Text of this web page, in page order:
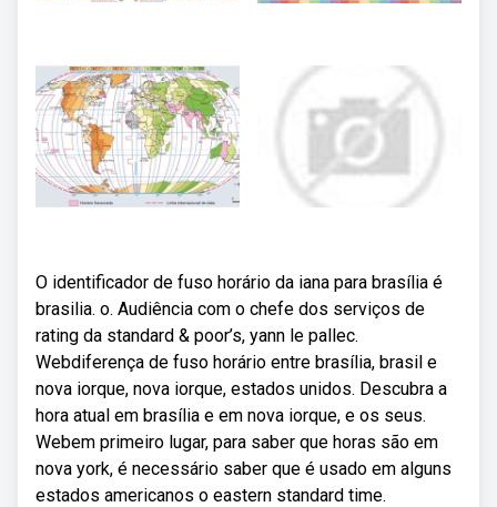
O identificador de fuso horário da iana para brasília é
brasilia. o. Audiência com o chefe dos serviços de
rating da standard & poor’s, yann le pallec.
Webdiferença de fuso horário entre brasília, brasil e
nova iorque, nova iorque, estados unidos. Descubra a
hora atual em brasília e em nova iorque, e os seus.
Webem primeiro lugar, para saber que horas são em
nova york, é necessário saber que é usado em alguns
estados americanos o eastern standard time.